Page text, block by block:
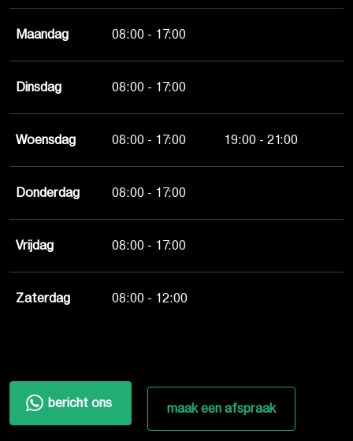
Maandag 08:00 - 17:00
Dinsdag 08:00 - 17:00
Woensdag 08:00 - 17:00 19:00 - 21:00
Donderdag 08:00 - 17:00
Vrijdag 08:00 - 17:00
Zaterdag 08:00 - 12:00
bericht ons maak een afspraak